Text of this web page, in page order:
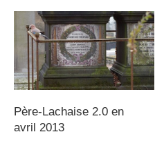
Père-Lachaise 2.0 en
avril 2013